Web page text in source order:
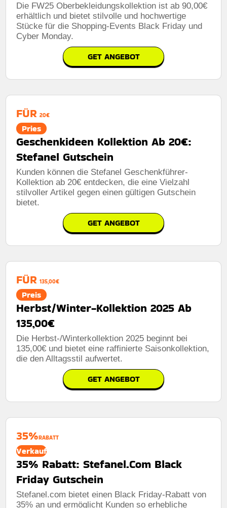
Die FW25 Oberbekleidungskollektion ist ab 90,00€
erhältlich und bietet stilvolle und hochwertige
Stücke für die Shopping-Events Black Friday und
Cyber ​​Monday.
GET ANGEBOT
FÜR 20€
Pries
Geschenkideen Kollektion Ab 20€:
Stefanel Gutschein
Kunden können die Stefanel Geschenkführer-
Kollektion ab 20€ entdecken, die eine Vielzahl
stilvoller Artikel gegen einen gültigen Gutschein
bietet.
GET ANGEBOT
FÜR 135,00€
Preis
Herbst/Winter-Kollektion 2025 Ab
135,00€
Die Herbst-/Winterkollektion 2025 beginnt bei
135,00€ und bietet eine raffinierte Saisonkollektion,
die den Alltagsstil aufwertet.
GET ANGEBOT
35%RABATT
Verkauf
35% Rabatt: Stefanel.Com Black
Friday Gutschein
Stefanel.com bietet einen Black Friday-Rabatt von
35% an und ermöglicht Kunden so erhebliche